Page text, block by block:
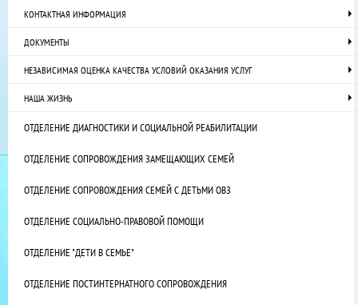
КОНТАКТНАЯ ИНФОРМАЦИЯ
ДОКУМЕНТЫ
НЕЗАВИСИМАЯ ОЦЕНКА КАЧЕСТВА УСЛОВИЙ ОКАЗАНИЯ УСЛУГ
НАША ЖИЗНЬ
ОТДЕЛЕНИЕ ДИАГНОСТИКИ И СОЦИАЛЬНОЙ РЕАБИЛИТАЦИИ
ОТДЕЛЕНИЕ СОПРОВОЖДЕНИЯ ЗАМЕЩАЮЩИХ СЕМЕЙ
ОТДЕЛЕНИЕ СОПРОВОЖДЕНИЯ СЕМЕЙ С ДЕТЬМИ ОВЗ
ОТДЕЛЕНИЕ СОЦИАЛЬНО-ПРАВОВОЙ ПОМОЩИ
ОТДЕЛЕНИЕ "ДЕТИ В СЕМЬЕ"
ОТДЕЛЕНИЕ ПОСТИНТЕРНАТНОГО СОПРОВОЖДЕНИЯ